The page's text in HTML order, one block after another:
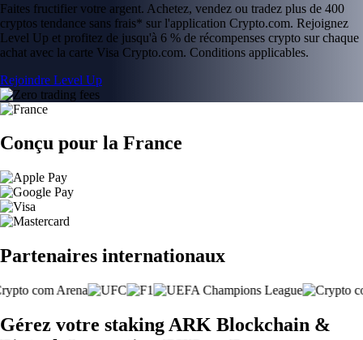
Faites fructifier votre argent. Achetez, vendez ou tradez plus de 400
cryptos tendance sans frais* sur l'application Crypto.com. Rejoignez
Level Up et profitez de jusqu'à 6 % de récompenses crypto sur chaque
achat avec la carte Visa Crypto.com. Conditions applicables.
Rejoindre Level Up
Conçu pour la France
Partenaires internationaux
Gérez votre staking ARK Blockchain &